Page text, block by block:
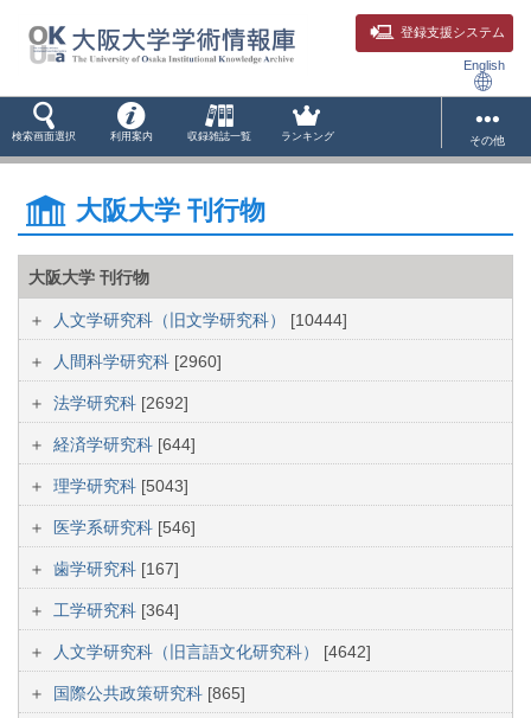
登録支援システム
English
検索画面選択 利用案内 収録雑誌一覧 ランキング その他
大阪大学 刊行物
大阪大学 刊行物
人文学研究科（旧文学研究科） [10444]
人間科学研究科 [2960]
法学研究科 [2692]
経済学研究科 [644]
理学研究科 [5043]
医学系研究科 [546]
歯学研究科 [167]
工学研究科 [364]
人文学研究科（旧言語文化研究科） [4642]
国際公共政策研究科 [865]